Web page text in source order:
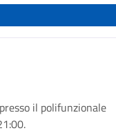
il polifunzionale